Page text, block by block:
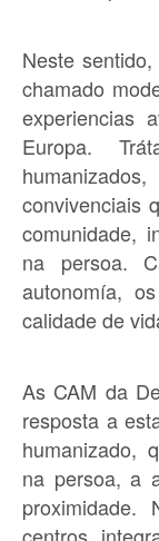
Neste
chamado
experiencias
Europa.
convivenciais
comunidade,
na persoa.
autonomía,
calidade de
As CAM da
resposta a
humanizado,
na persoa, a
proximidade.